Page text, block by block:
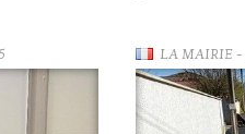
LA MAIRIE-